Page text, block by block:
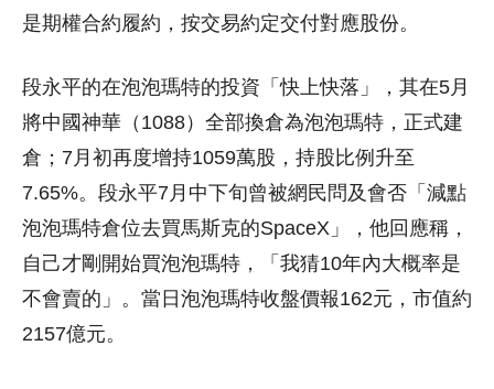
是期權合約履約，按交易約定交付對應股份。
段永平的在泡泡瑪特的投資「快上快落」，其在5月
將中國神華（1088）全部換倉為泡泡瑪特，正式建
倉；7月初再度增持1059萬股，持股比例升至
7.65%。段永平7月中下旬曾被網民問及會否「減點
泡泡瑪特倉位去買馬斯克的SpaceX」，他回應稱，
自己才剛開始買泡泡瑪特，「我猜10年內大概率是
不會賣的」。當日泡泡瑪特收盤價報162元，市值約
2157億元。